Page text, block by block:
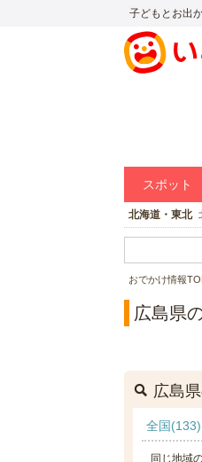
子どもとお出
スポット
北海道・東北
おでかけ情報
広島県
広島
全国(133)
同じ地域